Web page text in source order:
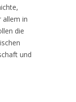
allem in
die
und